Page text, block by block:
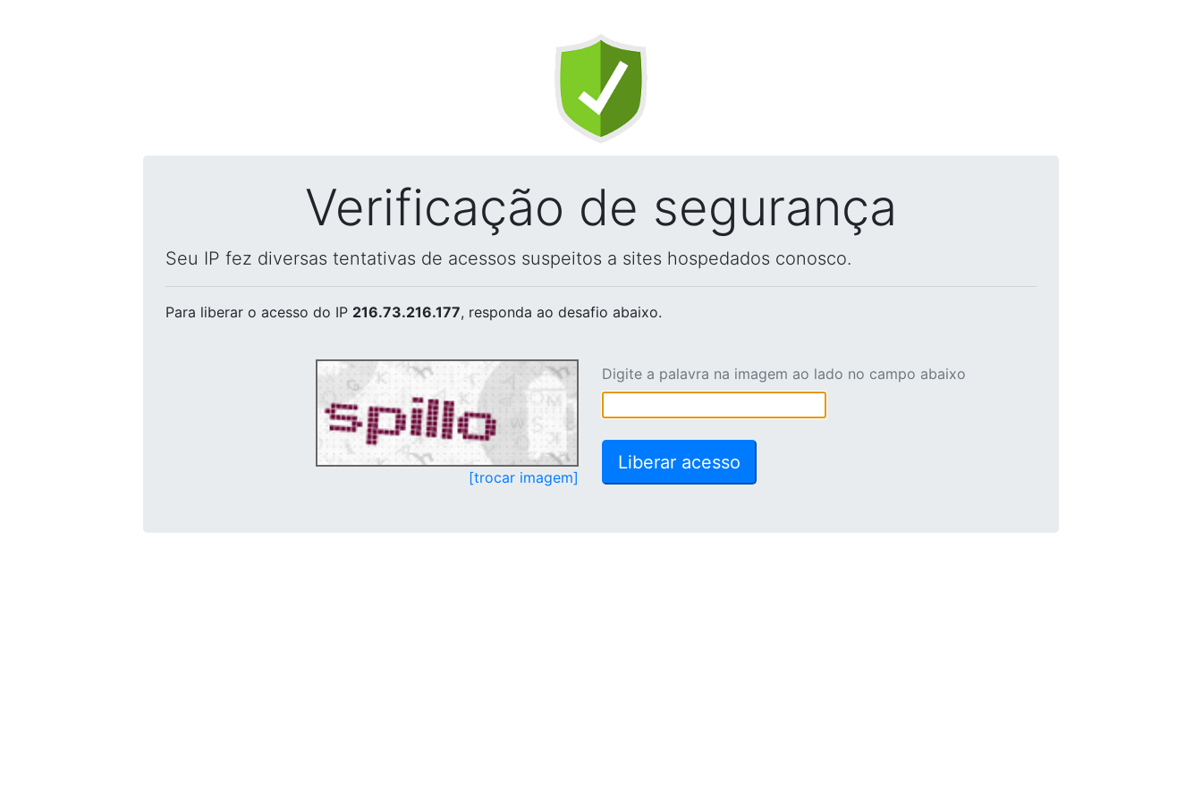
Verificação de segurança
Seu IP fez diversas tentativas de acessos suspeitos a sites hospedados conosco.
Para liberar o acesso do IP 216.73.216.177, responda ao desafio abaixo.
[trocar imagem]
Digite a palavra na imagem ao lado no campo abaixo